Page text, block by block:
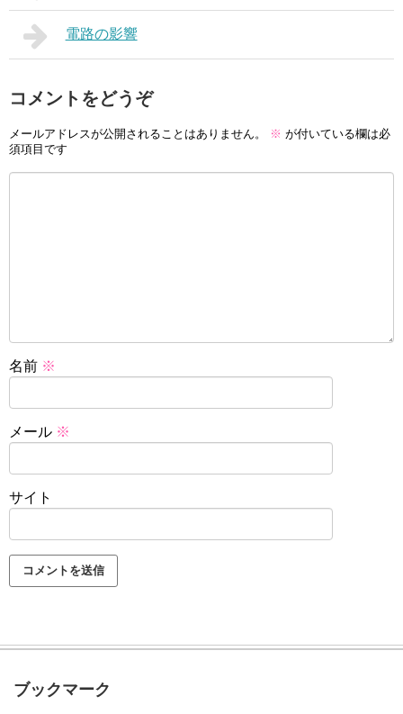
電路の影響
コメントをどうぞ
メールアドレスが公開されることはありません。 ※ が付いている欄は必
須項目です
名前 ※
メール ※
サイト
ブックマーク